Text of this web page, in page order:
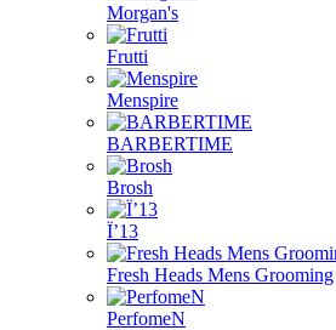
Morgan's
Frutti
Menspire
BARBERTIME
Brosh
Ї’13
Fresh Heads Mens Grooming
PerfomeN